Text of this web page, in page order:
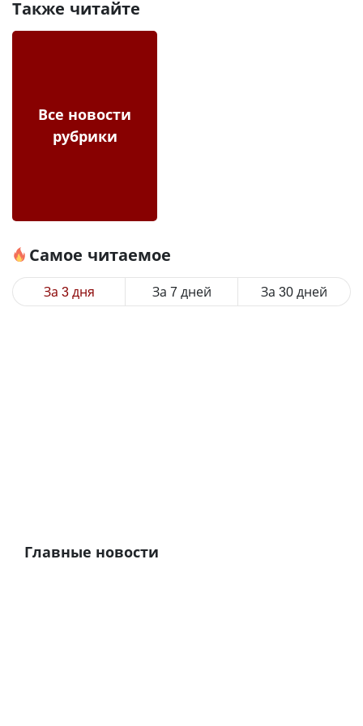
Также читайте
Все новости
рубрики
Самое читаемое
За 3 дня За 7 дней За 30 дней
Главные новости